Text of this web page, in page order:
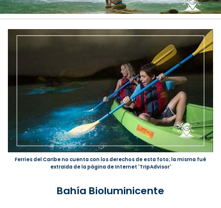
Ferries del Caribe no cuenta con los derechos de esta foto; la misma fué
extraida de la página de Internet 'TripAdvisor'
Bahía Bioluminicente